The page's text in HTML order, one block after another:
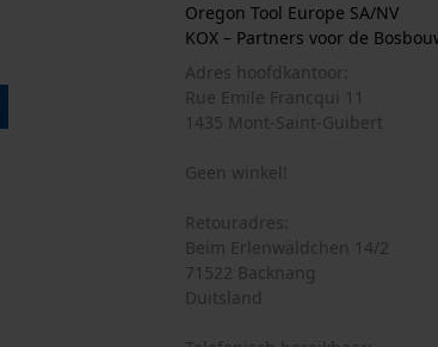
Oregon Tool Europe SA/NV
KOX – Partners voor de
Adres hoofdkantoor:
Rue Emile Francqui 11
1435 Mont-Saint-Guibert
Geen winkel!
Retouradres:
Beim Erlenwäldchen 14/2
71522 Backnang
Duitsland